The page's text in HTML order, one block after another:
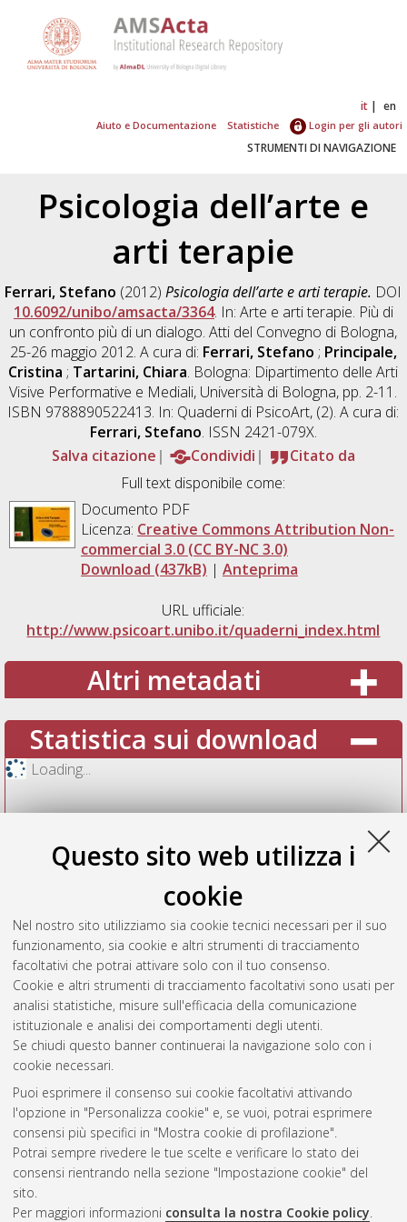
Questo sito web utilizza i
cookie
Nel nostro sito utilizziamo sia cookie tecnici necessari per il suo
funzionamento, sia cookie e altri strumenti di tracciamento
facoltativi che potrai attivare solo con il tuo consenso.
Cookie e altri strumenti di tracciamento facoltativi sono usati per
analisi statistiche, misure sull'efficacia della comunicazione
istituzionale e analisi dei comportamenti degli utenti.
Se chiudi questo banner continuerai la navigazione solo con i
cookie necessari.
Puoi esprimere il consenso sui cookie facoltativi attivando
l'opzione in "Personalizza cookie" e, se vuoi, potrai esprimere
consensi più specifici in "Mostra cookie di profilazione".
Potrai sempre rivedere le tue scelte e verificare lo stato dei
consensi rientrando nella sezione "Impostazione cookie" del
sito.
Per maggiori informazioni consulta la nostra Cookie policy.
it en
Aiuto e Documentazione Statistiche Login per gli autori
STRUMENTI DI NAVIGAZIONE
Psicologia dell’arte e
arti terapie
Ferrari, Stefano (2012)Psicologia dell’arte e arti terapie. DOI
10.6092/unibo/amsacta/3364. In: Arte e arti terapie. Più di
un confronto più di un dialogo. Atti del Convegno di Bologna,
25-26 maggio 2012. A cura di: Ferrari, Stefano ; Principale,
Cristina ; Tartarini, Chiara. Bologna: Dipartimento delle Arti
Visive Performative e Mediali, Università di Bologna, pp. 2-11.
ISBN 9788890522413. In: Quaderni di PsicoArt, (2). A cura di:
Ferrari, Stefano. ISSN 2421-079X.
Salva citazione
Condividi
Citato da
Full text disponibile come:
Documento PDF
Licenza: Creative Commons Attribution Non-
commercial 3.0 (CC BY-NC 3.0)
Download (437kB) | Anteprima
URL ufficiale:
http://www.psicoart.unibo.it/quaderni_index.html
Altri metadati
Statistica sui download
Loading...
Vedi altre statistiche
Gestione del documento:
Atom
Rss
AMS Acta
ISSN: 2038-7954
re3data.org -
doi.org/10.17616/R3P19R
Servizio implementato e